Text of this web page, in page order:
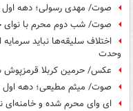
صوت/ مهدی رسولی؛ دهه اول
صوت/ شب دوم محرم با
اختلاف سلیقه‌ها نباید
وحدت
عکس/ حرمین کربلا
صوت/ میثم مطیعی؛ دهه اول
ای وای محرم شده و خامنه‌ای